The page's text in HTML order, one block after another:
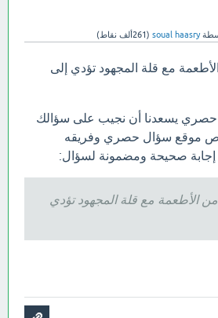
soual haasry
(261ألف نقاط)
مع قلة المجهود تؤدي إلى
يسعدنا أن نجيب على سؤالك
موقع سؤال حصري وفريقه
صحيحة ومضمونة لسؤال:
الأطعمة مع قلة المجهود تؤدي